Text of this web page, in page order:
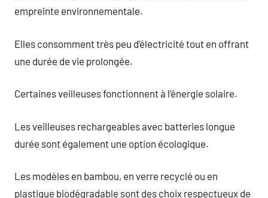
empreinte environnementale.
Elles consomment très peu d’électricité tout en offrant
une durée de vie prolongée.
Certaines veilleuses fonctionnent à l’énergie solaire.
Les veilleuses rechargeables avec batteries longue
durée sont également une option écologique.
Les modèles en bambou, en verre recyclé ou en
plastique biodégradable sont des choix respectueux de